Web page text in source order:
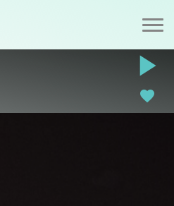
play_arrow
favorite